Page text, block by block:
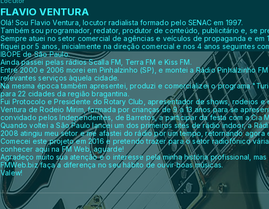
FLAVIO VENTURA
Olá! Sou Flavio Ventura, locutor radialista formado pelo SENAC em 1997.
Também sou programador, redator, produtor de conteúdo, publicitário e, se
Sempre atuei no setor comercial de agências e veículos de propaganda e em
fiquei por 5 anos, inicialmente na direção comercial e nos 4 anos seguintes
IBOPE de São Paulo.
Ainda passei pelas rádios Scalla FM, Terra FM e Kiss FM.
Entre 2000 e 2006 morei em Pinhalzinho (SP), e montei a Rádio Pinhalzinho
relevantes serviços àquela cidade.
Na mesma época também apresentei, produzi e comercializei o programa
para 22 cidades da região bragantina.
Fui Protocolo e Presidente do Rotary Club, apresentador de shows, rodeios e
Ventura de Rodeio Mirim, formada por crianças de 9 a 13 anos para se
convidado pelos Independentes, de Barretos, a participar da festa com a Cia
Quando voltei a São Paulo lancei um dos primeiros sites de rádio indoor, a
2008 atingiu meu setor e me afastei do rádio por um tempo, retornando agora
Comecei este projeto em 2016 e pretendo trazer para o setor radiofônico
conhecer aqui na FM Web, aguarde!
Agradeço muito sua atenção e o interesse pela minha história profissional,
FMWeb.biz faça a diferença no seu hábito de ouvir boas músicas.
Valew!